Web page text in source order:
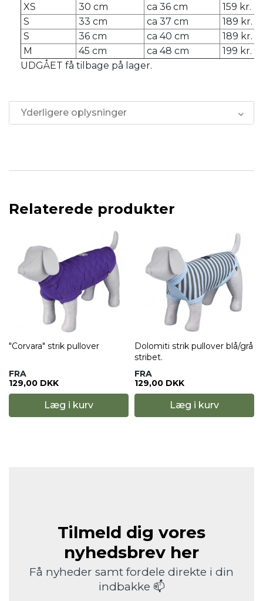
XS
30 cm ca 36 cm
159 kr.
S
33 cm ca 37 cm
189 kr.
S
36 cm ca 40 cm
189 kr.
M
45 cm ca 48 cm
199 kr.
UDGÅET få tilbage på lager.
Yderligere oplysninger
Relaterede produkter
"Corvara" strik pullover
FRA
129,00 DKK
Læg i kurv
Dolomiti strik pullover blå/grå
stribet.
FRA
129,00 DKK
Læg i kurv
Tilmeld dig vores
nyhedsbrev her
Få nyheder samt fordele direkte i din
indbakke 📫